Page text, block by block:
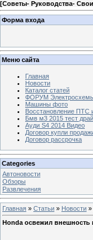
[Советы- Руководства-
Форма входа
Меню сайта
Главная
Новости
Каталог статей
ФОРУМ
Машины фото
Восстановление ПТС
Бмв м3 2015 тест
Ауди S4 2014 Видео
Договор купли
Договор рассрочка
Categories
Автоновости
Обзоры
Развлечения
Главная » Статьи » Новости »
Honda освежил внешность